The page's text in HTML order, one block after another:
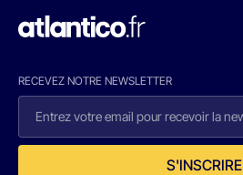
RECEVEZ NOTRE NEWSLETTER
S'INSCRIRE